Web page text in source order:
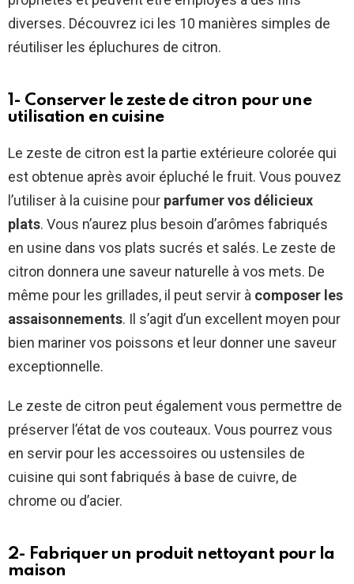
diverses. Découvrez ici les 10 manières simples de
réutiliser les épluchures de citron.
1- Conserver le zeste de citron pour une
utilisation en cuisine
Le zeste de citron est la partie extérieure colorée qui
est obtenue après avoir épluché le fruit. Vous pouvez
l’utiliser à la cuisine pour parfumer vos délicieux
plats. Vous n’aurez plus besoin d’arômes fabriqués
en usine dans vos plats sucrés et salés. Le zeste de
citron donnera une saveur naturelle à vos mets. De
même pour les grillades, il peut servir à composer les
assaisonnements. Il s’agit d’un excellent moyen pour
bien mariner vos poissons et leur donner une saveur
exceptionnelle.
Le zeste de citron peut également vous permettre de
préserver l’état de vos couteaux. Vous pourrez vous
en servir pour les accessoires ou ustensiles de
cuisine qui sont fabriqués à base de cuivre, de
chrome ou d’acier.
2- Fabriquer un produit nettoyant pour la
maison